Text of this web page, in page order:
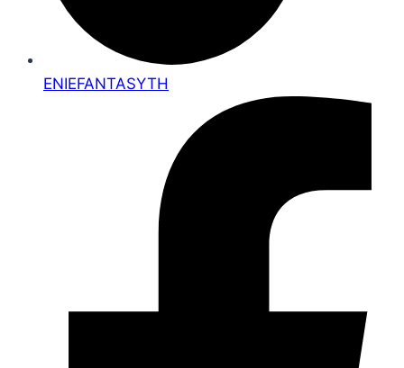
ENIEFANTASYTH